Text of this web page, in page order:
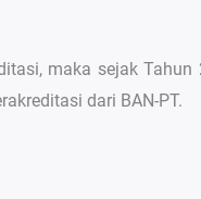
maka sejak
dari BAN-PT.